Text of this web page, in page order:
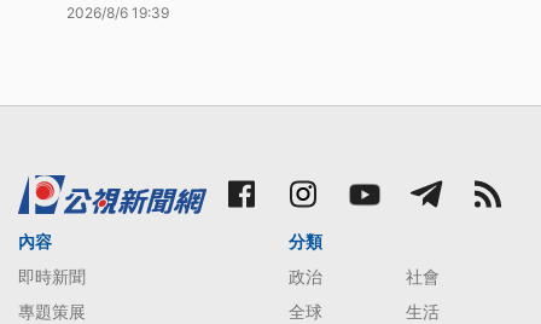
2026/8/6 19:39
內容
即時新聞
專題策展
分類
政治
社會
全球
生活